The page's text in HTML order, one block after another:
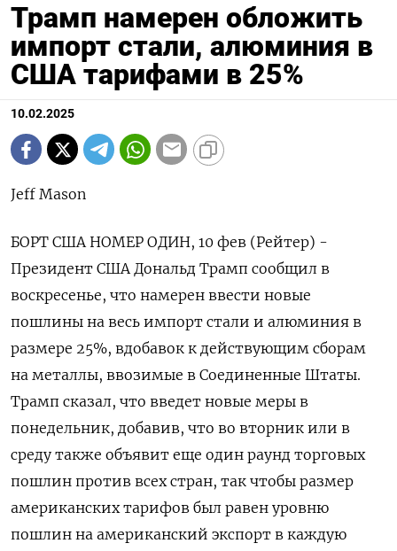
Трамп намерен обложить
импорт стали, алюминия в
США тарифами в 25%
10.02.2025
Jeff Mason
БОРТ США НОМЕР ОДИН, 10 фев (Рейтер) -
Президент США Дональд Трамп сообщил в
воскресенье, что намерен ввести новые
пошлины на весь импорт стали и алюминия в
размере 25%, вдобавок к действующим сборам
на металлы, ввозимые в Соединенные Штаты.
Трамп сказал, что введет новые меры в
понедельник, добавив, что во вторник или в
среду также объявит еще один раунд торговых
пошлин против всех стран, так чтобы размер
американских тарифов был равен уровню
пошлин на американский экспорт в каждую